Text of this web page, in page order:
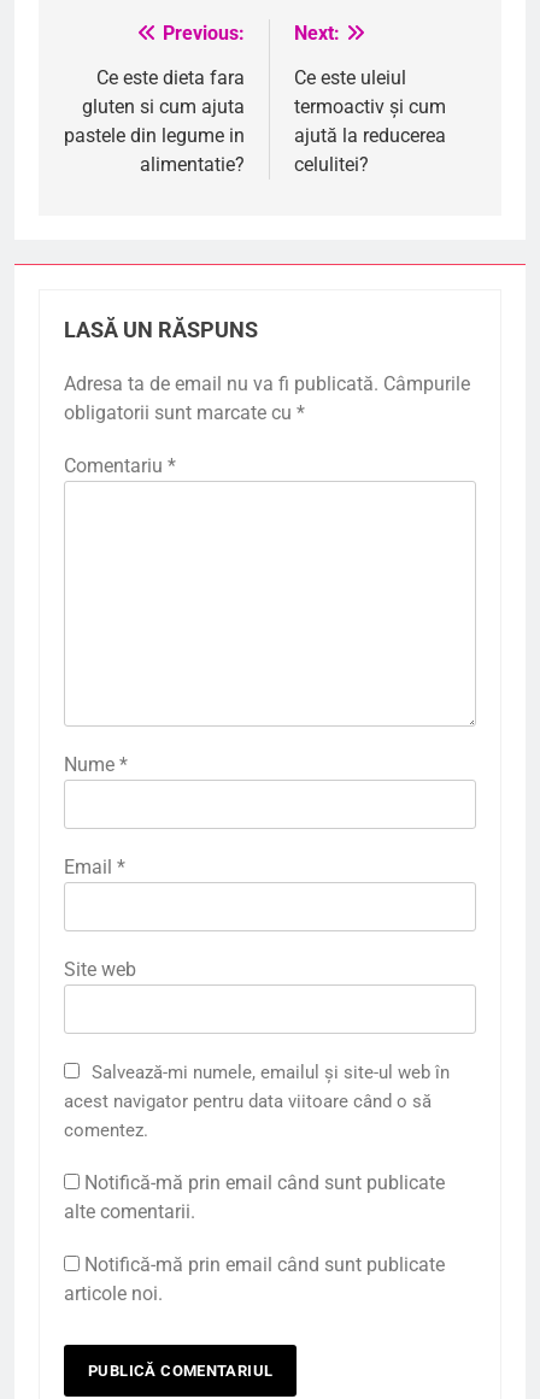
Navigare
articole
Previous:
Ce este dieta fara
gluten si cum ajuta
pastele din legume in
alimentatie?
Next:
Ce este uleiul
termoactiv și cum
ajută la reducerea
celulitei?
LASĂ UN RĂSPUNS
Adresa ta de email nu va fi publicată. Câmpurile
obligatorii sunt marcate cu *
Comentariu *
Nume *
Email *
Site web
Salvează-mi numele, emailul și site-ul web în
acest navigator pentru data viitoare când o să
comentez.
Notifică-mă prin email când sunt publicate
alte comentarii.
Notifică-mă prin email când sunt publicate
articole noi.